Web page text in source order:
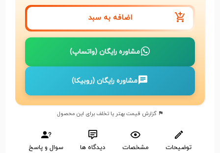
اضافه به سبد
مشاوره رایگان (واتساپ)
مشاوره رایگان (روبیکا)
گزارش قیمت بهتر یا تخلف برای این محصول
توضیحات مشخصات دیدگاه ها سوال و پاسخ